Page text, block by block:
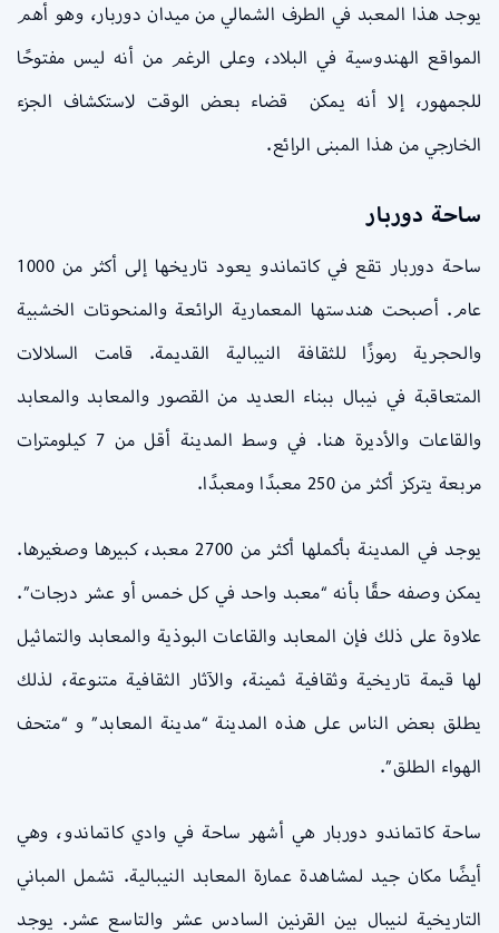
يوجد هذا المعبد في الطرف الشمالي من ميدان دوربار، وهو أهم
المواقع الهندوسية في البلاد، وعلى الرغم من أنه ليس مفتوحًا
للجمهور، إلا أنه يمكن قضاء بعض الوقت لاستكشاف الجزء
الخارجي من هذا المبنى الرائع.
ساحة دوربار
ساحة دوربار تقع في كاتماندو يعود تاريخها إلى أكثر من 1000
عام. أصبحت هندستها المعمارية الرائعة والمنحوتات الخشبية
والحجرية رموزًا للثقافة النيبالية القديمة. قامت السلالات
المتعاقبة في نيبال ببناء العديد من القصور والمعابد والمعابد
والقاعات والأديرة هنا. في وسط المدينة أقل من 7 كيلومترات
مربعة يتركز أكثر من 250 معبدًا ومعبدًا.
يوجد في المدينة بأكملها أكثر من 2700 معبد، كبيرها وصغيرها.
يمكن وصفه حقًا بأنه “معبد واحد في كل خمس أو عشر درجات”.
علاوة على ذلك فإن المعابد والقاعات البوذية والمعابد والتماثيل
لها قيمة تاريخية وثقافية ثمينة، والآثار الثقافية متنوعة، لذلك
يطلق بعض الناس على هذه المدينة “مدينة المعابد” و “متحف
الهواء الطلق”.
ساحة كاتماندو دوربار هي أشهر ساحة في وادي كاتماندو، وهي
أيضًا مكان جيد لمشاهدة عمارة المعابد النيبالية. تشمل المباني
التاريخية لنيبال بين القرنين السادس عشر والتاسع عشر. يوجد